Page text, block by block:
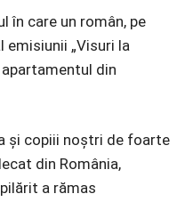
în care un român, pe
emisiunii „Visuri la
apartamentul din
și copiii noștri de foarte
din România,
a rămas